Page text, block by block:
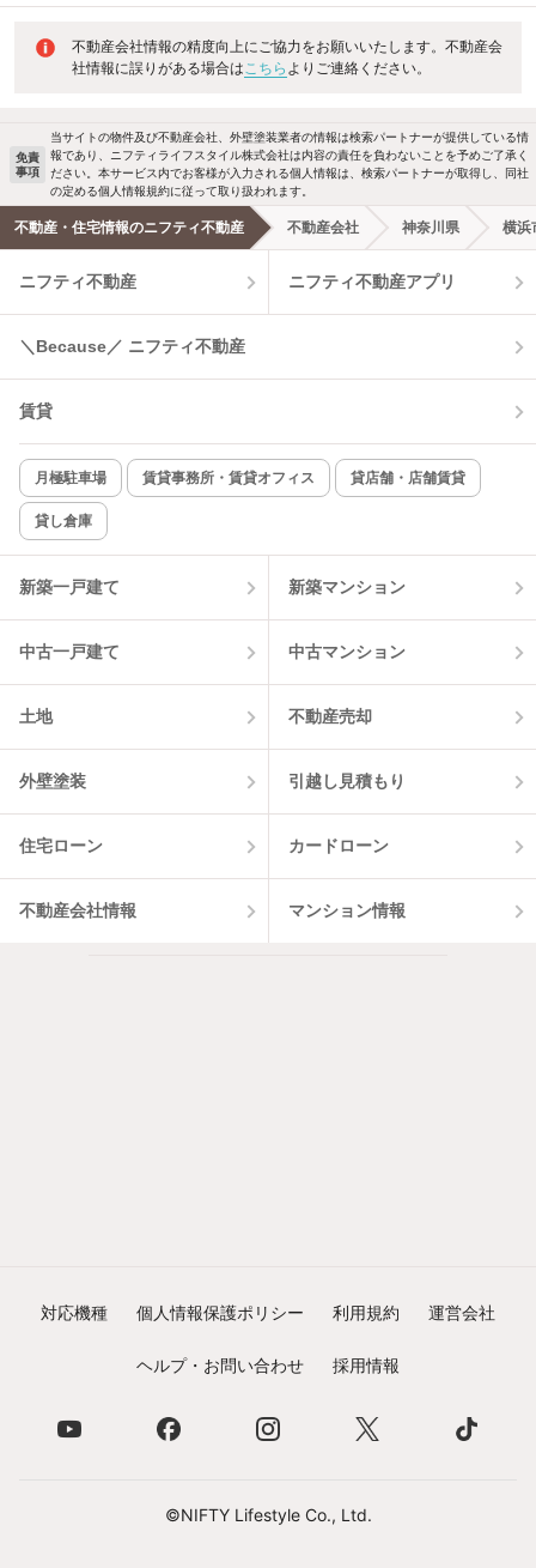
不動産会社情報の精度向上にご協力をお願いいたします。不動産会
社情報に誤りがある場合はこちら よりご連絡ください。
免責
事項
当サイトの物件及び不動産会社、外壁塗装業者の情報は検索パートナーが提供している情
報であり、ニフティライフスタイル株式会社は内容の責任を負わないことを予めご了承く
ださい。本サービス内でお客様が入力される個人情報は、検索パートナーが取得し、同社
の定める個人情報規約に従って取り扱われます。
不動産・住宅情報のニフティ不動産 不動産会社 神奈川県 横浜
ニフティ不動産 ニフティ不動産アプリ
＼Because／ ニフティ不動産
賃貸
月極駐車場 賃貸事務所・賃貸オフィス 貸店舗・店舗賃貸
貸し倉庫
新築一戸建て 新築マンション
中古一戸建て 中古マンション
土地 不動産売却
外壁塗装 引越し見積もり
住宅ローン カードローン
不動産会社情報 マンション情報
対応機種 個人情報保護ポリシー 利用規約 運営会社
ヘルプ・お問い合わせ 採用情報
©NIFTY Lifestyle Co., Ltd.